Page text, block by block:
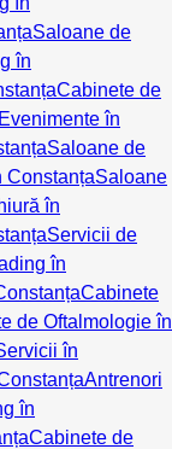
Saloane de
în
Cabinete de
în
Saloane de
ConstanțaSaloane
în
Servicii de
în
Cabinete
de Oftalmologie în
în
Antrenori
în
Cabinete de